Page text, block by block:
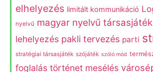
elhelyezés limitált kommunikáció
nyelvű magyar nyelvű társasjáték
lehelyezés pakli tervezés parti
stratégiai társasjáték szójáték szóló mód
foglalás történet mesélés